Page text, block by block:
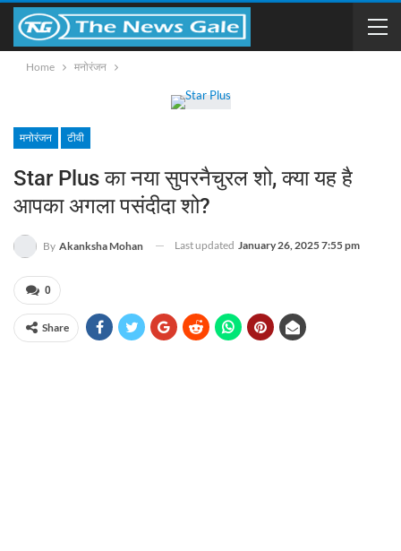
Home मनोरंजन
मनोरंजन टीवी
Star Plus का नया सुपरनैचुरल शो, क्या यह है
आपका अगला पसंदीदा शो?
By Akanksha Mohan Last updated January 26, 2025 7:55 pm
0
Share